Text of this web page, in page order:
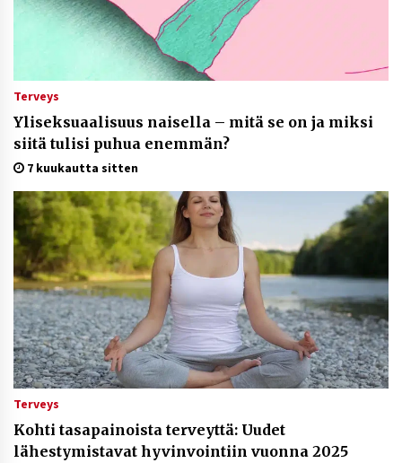
Terveys
Yliseksuaalisuus naisella – mitä se on ja miksi
siitä tulisi puhua enemmän?
7 kuukautta sitten
Terveys
Kohti tasapainoista terveyttä: Uudet
lähestymistavat hyvinvointiin vuonna 2025